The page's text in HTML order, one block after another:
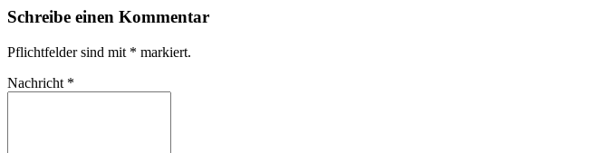
Schreibe einen Kommentar
Pflichtfelder sind mit * markiert.
Nachricht *